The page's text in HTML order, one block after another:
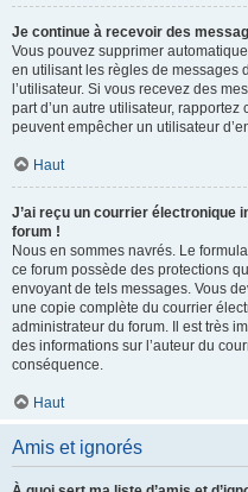
Je continue à recevoir des
Vous pouvez supprimer
en utilisant les règles de messages
l’utilisateur. Si vous recevez des
part d’un autre utilisateur,
peuvent empêcher un utilisateur
Haut
J’ai reçu un courrier électronique
forum !
Nous en sommes navrés. Le
ce forum possède des protections
envoyant de tels messages. Vous
une copie complète du courrier
administrateur du forum. Il est très
des informations sur l’auteur du
conséquence.
Haut
Amis et ignorés